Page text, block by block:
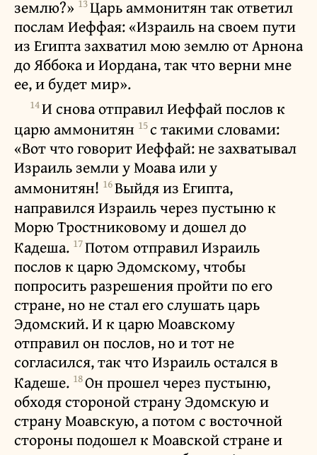
землю?»
Царь аммонитян так ответил
послам Иеффая: «Израиль на своем пути
из Египта захватил мою землю от Арнона
до Яббока и Иордана, так что верни мне
ее, и будет мир».
14И снова отправил Иеффай послов к
царю аммонитян 15с такими словами:
«Вот что говорит Иеффай: не захватывал
Израиль земли у Моава или у
аммонитян! 16Выйдя из Египта,
направился Израиль через пустыню к
Морю Тростниковому и дошел до
Кадеша. 17Потом отправил Израиль
послов к царю Эдомскому, чтобы
попросить разрешения пройти по его
стране, но не стал его слушать царь
Эдомский. И к царю Моавскому
отправил он послов, но и тот не
согласился, так что Израиль остался в
Кадеше. 18Он прошел через пустыню,
обходя стороной страну Эдомскую и
страну Моавскую, а потом с восточной
стороны подошел к Моавской стране и